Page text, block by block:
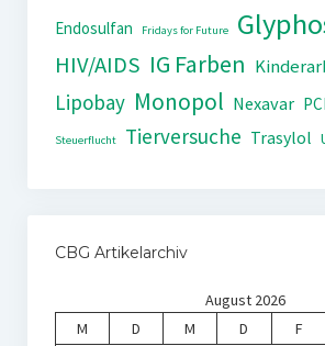
Endosulfan
Fridays for Future
HIV/AIDS IG Farben
Lipobay Monopol Nexavar
Steuerflucht Tierversuche Trasylol
CBG Artikelarchiv
August 2026
M
D M D F